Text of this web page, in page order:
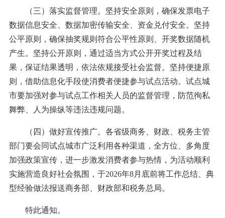
（三）落实监督管理。坚持安全原则，确保发票电子
数据信息安全、数据加密传输安全、资金兑付安全。坚持
公平原则，确保抽奖规则符合公平性原则、开奖数据随机
产生。坚持公开原则，通过适当方式公开开奖过程及结
果，保证结果透明，依法依规接受社会监督。坚持便捷原
则，借助信息化手段使消费者便捷参与试点活动。试点城
市要加强对参与试点工作相关人员的监督管理，防范徇私
舞弊、人为操纵等违法违规问题。
（四）做好宣传推广。各省级商务、财政、税务主管
部门要会同试点城市广泛利用各种渠道，全方位、多角度
加强政策宣传，进一步激发消费者参与热情，为活动顺利
实施营造良好社会氛围，于2026年8月底前将工作总结、典
型经验做法报送商务部、财政部和税务总局。
特此通知。